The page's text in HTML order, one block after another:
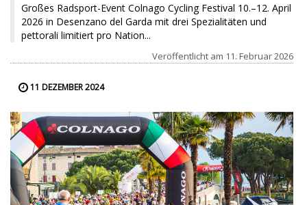
Großes Radsport-Event Colnago Cycling Festival 10.–12. April
2026 in Desenzano del Garda mit drei Spezialitäten und
pettorali limitiert pro Nation...
Veröffentlicht am 11. Februar 2026
11 DEZEMBER 2024